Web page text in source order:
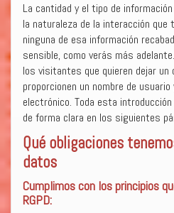
La cantidad y el tipo de
la naturaleza de la interacción
ninguna de esa información
sensible, como verás más
los visitantes que quieren dejar un
proporcionen un nombre de
electrónico. Toda esta
de forma clara en los siguientes
Qué obligaciones
datos
Cumplimos con los principios
RGPD: